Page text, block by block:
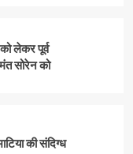
लेकर पूर्व
सोरेन को
की संदिग्ध